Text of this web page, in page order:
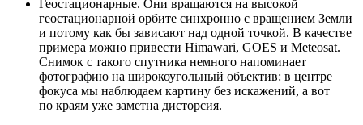
Геостационарные. Они вращаются на высокой
геостационарной орбите синхронно с вращением Земли
и потому как бы зависают над одной точкой. В качестве
примера можно привести Himawari, GOES и Meteosat.
Снимок с такого спутника немного напоминает
фотографию на широкоугольный объектив: в центре
фокуса мы наблюдаем картину без искажений, а вот
по краям уже заметна дисторсия.